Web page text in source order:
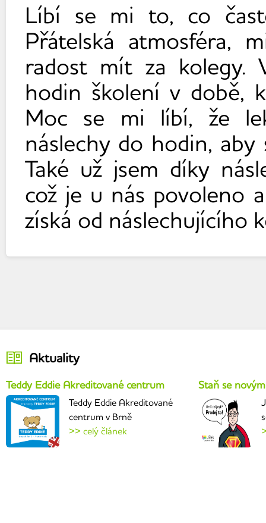
Líbí se mi to, co
Přátelská atmosféra,
radost mít za kolegy.
hodin školení v době,
Moc se mi líbí, že
náslechy do hodin,
Také už jsem díky
což je u nás povoleno
získá od náslechujícího
Aktuality
Teddy Eddie Akreditované centrum
Teddy Eddie Akreditované
centrum v Brně
>> celý článek
Staň se